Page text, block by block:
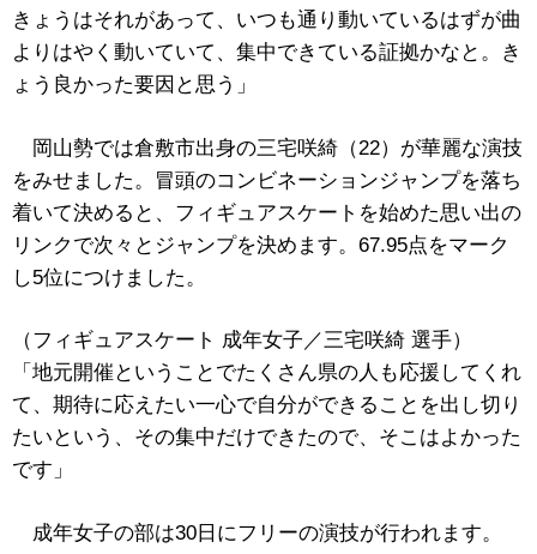
きょうはそれがあって、いつも通り動いているはずが曲
よりはやく動いていて、集中できている証拠かなと。き
ょう良かった要因と思う」
岡山勢では倉敷市出身の三宅咲綺（22）が華麗な演技
をみせました。冒頭のコンビネーションジャンプを落ち
着いて決めると、フィギュアスケートを始めた思い出の
リンクで次々とジャンプを決めます。67.95点をマーク
し5位につけました。
（フィギュアスケート 成年女子／三宅咲綺 選手）
「地元開催ということでたくさん県の人も応援してくれ
て、期待に応えたい一心で自分ができることを出し切り
たいという、その集中だけできたので、そこはよかった
です」
成年女子の部は30日にフリーの演技が行われます。